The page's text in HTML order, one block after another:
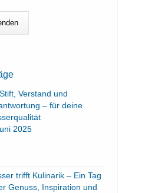
Verstand und
– für deine
2025
trifft Kulinarik – Ein Tag
Genuss, Inspiration und